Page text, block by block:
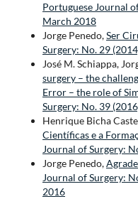
Portuguese Journal
March 2018
Jorge Penedo,Ser
Surgery: No. 29
José M. Schiappa,
surgery – the
Error – the role of
Surgery: No. 39
Henrique Bicha
Científicas e a
Journal of Surgery:
Jorge Penedo,
Journal of Surgery:
2016